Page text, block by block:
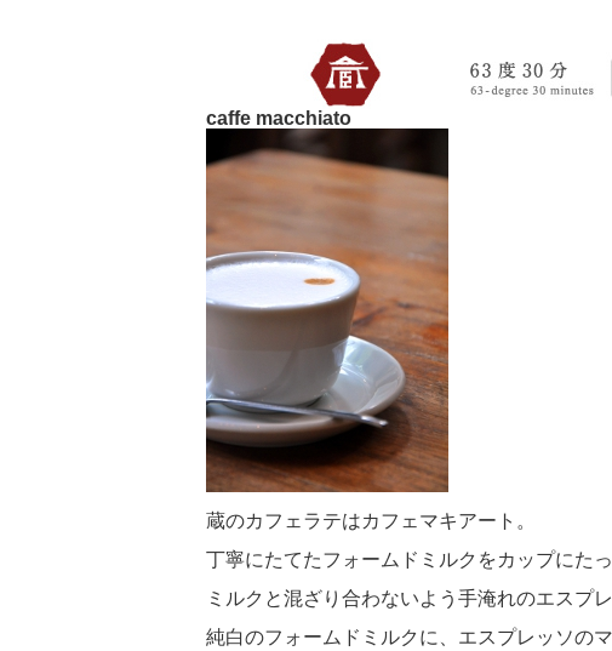
caffe macchiato
蔵のカフェラテはカフェマキアート。
丁寧にたてたフォームドミルクをカップにたっ
ミルクと混ざり合わないよう手淹れのエスプ
純白のフォームドミルクに、エスプレッソの